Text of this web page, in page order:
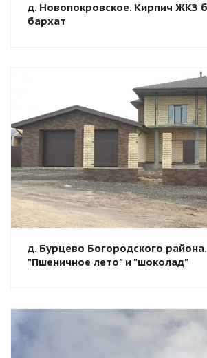
д. Новопокровское. Кирпич ЖКЗ
бархат
Смотреть проект
д. Бурцево Богородского
"Пшеничное лето" и "шоколад"